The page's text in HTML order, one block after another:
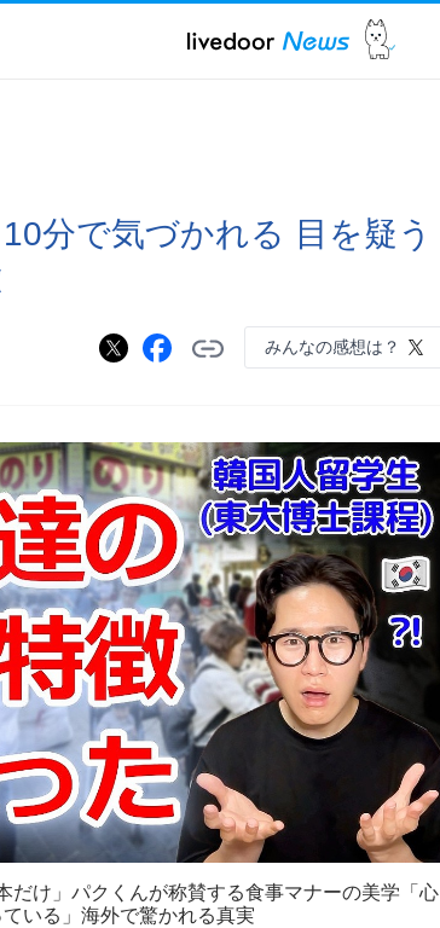
分で気づかれる 目を疑う
みんなの感想は？
だけ」パクくんが称賛する食事マナーの美学「心
いる」海外で驚かれる真実